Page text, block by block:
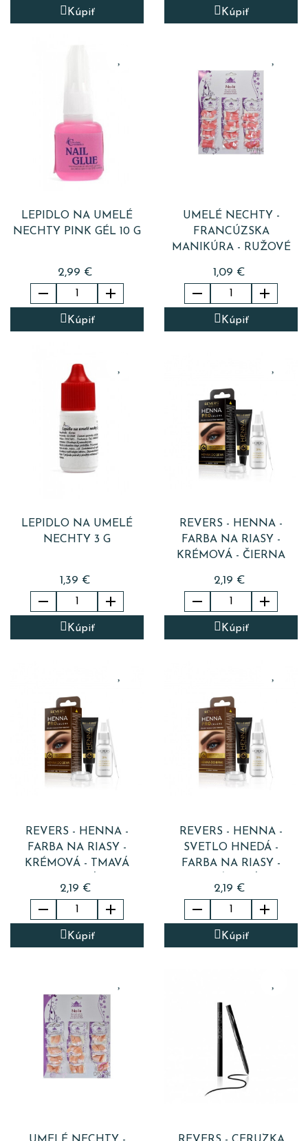
Kúpiť Kúpiť
LEPIDLO NA UMELÉ
NECHTY PINK GÉL 10 G
2,99 €
 
Kúpiť
UMELÉ NECHTY -
FRANCÚZSKA
MANIKÚRA - RUŽOVÉ
1,09 €
 
Kúpiť
LEPIDLO NA UMELÉ
NECHTY 3 G
1,39 €
 
Kúpiť
REVERS - HENNA -
FARBA NA RIASY -
KRÉMOVÁ - ČIERNA
2,19 €
 
Kúpiť
REVERS - HENNA -
FARBA NA RIASY -
KRÉMOVÁ - TMAVÁ
2,19 €
 
Kúpiť
REVERS - HENNA -
SVETLO HNEDÁ -
FARBA NA RIASY -
2,19 €
 
Kúpiť